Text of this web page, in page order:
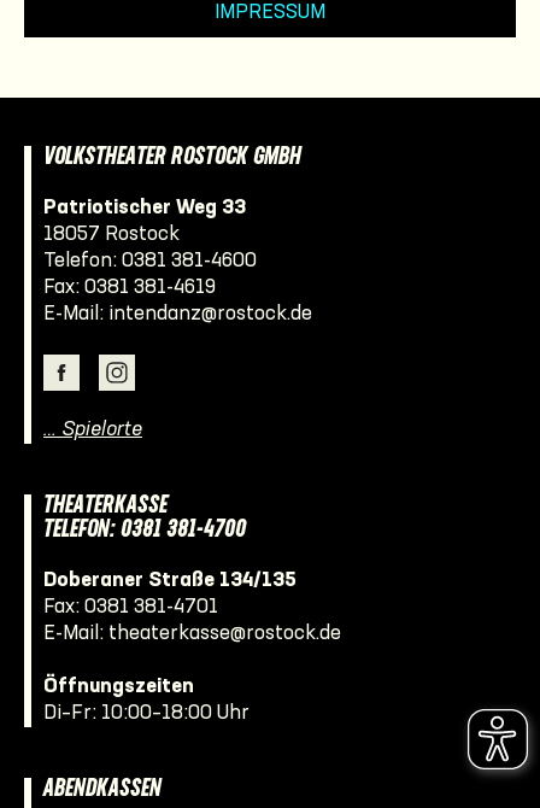
IMPRESSUM
VOLKSTHEATER ROSTOCK GMBH
Patriotischer Weg 33
18057 Rostock
Telefon: 0381 381-4600
Fax: 0381 381-4619
E-Mail: intendanz@rostock.de
… Spielorte
THEATERKASSE
TELEFON: 0381 381-4700
Doberaner Straße 134/135
Fax: 0381 381-4701
E-Mail: theaterkasse@rostock.de
Öffnungszeiten
Di–Fr: 10:00–18:00 Uhr
ABENDKASSEN